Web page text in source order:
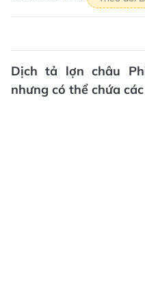
Dịch tả lợn châu
nhưng có thể chứa